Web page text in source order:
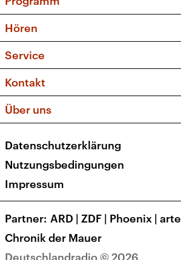
Sendungen und Podcasts
Musikliste
Kakadu – Das Kinderprogramm
Hören
Frequenzen (UKW + DAB+)
Service
FAQ
Apps
Newsletter
Veranstaltungen
Kontakt
Social Media
Über uns
Presse
Karriere
Transparenz
Deutschlandradio © 2026
Datenschutzerklärung
Nutzungsbedingungen
Impressum
Partner ARD | ZDF | Phoenix | arte
Chronik der Mauer